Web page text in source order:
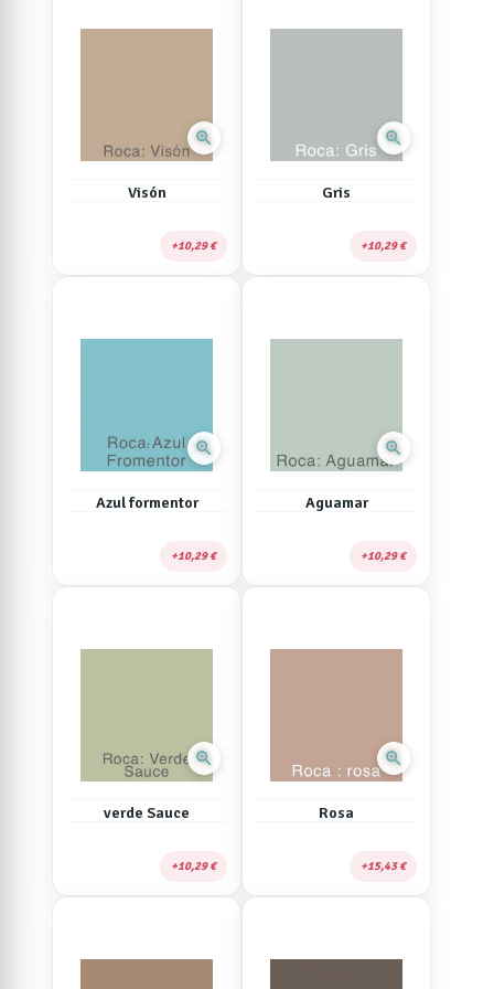
zoom_in
Visón
10,29 €
zoom_in
Gris
10,29 €
zoom_in
Azul formentor
10,29 €
zoom_in
Aguamar
10,29 €
zoom_in
verde Sauce
10,29 €
zoom_in
Rosa
15,43 €